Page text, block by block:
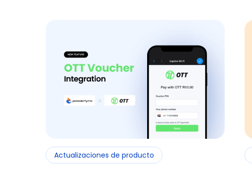
Actualizaciones de producto